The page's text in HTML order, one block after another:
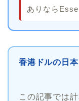
ありなら
香港ドルの日
この記事では